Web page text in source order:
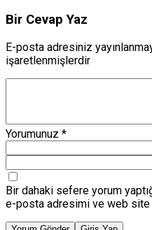
Bir Cevap Yaz
E-posta adresiniz
işaretlenmişlerdir
Yorumunuz *
Bir dahaki sefere yorum
e-posta adresimi ve web site